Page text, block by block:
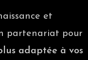
et
partenariat pour
adaptée à vos